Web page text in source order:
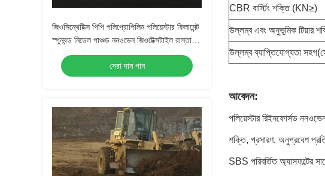
জিওসিন্থেটিক্স পিপি পলিপ্রোপিলিন পলিয়েস্টার ফিলামেন্ট
স্পুনবন্ড নিডেল পাঞ্চড ননওভেন জিওটেক্সটাইল রাস্তা
ল্যান্ডফিল প্রকল্পের জন্য
সেরা দাম পান
CBR বার্স্টিং শক্তি (KN≥)
উল্লম্ব এবং অনুভূমিক টিয়ার
উল্লম্ব ব্যাপ্তিযোগ্যতা
আবেদন:
পলিয়েস্টার রিইনফোর্সড
শক্তি, প্রসারণ, অনুপ্রবেশ
SBS পরিবর্তিত অ্যাসফল্টের